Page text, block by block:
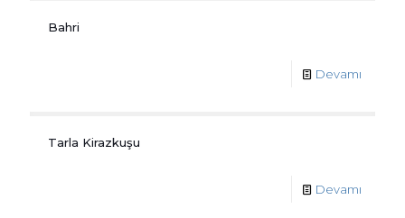
Bahri
Devamı
Tarla Kirazkuşu
Devamı